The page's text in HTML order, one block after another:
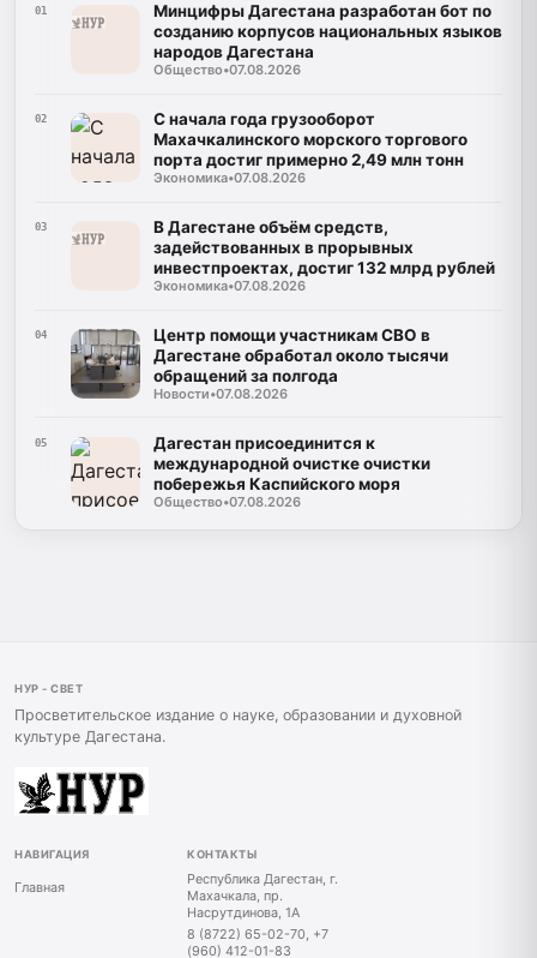
01
Минцифры Дагестана разработан бот по
созданию корпусов национальных языков
народов Дагестана
Общество•07.08.2026
02
С начала года грузооборот
Махачкалинского морского торгового
порта достиг примерно 2,49 млн тонн
Экономика•07.08.2026
03
В Дагестане объём средств,
задействованных в прорывных
инвестпроектах, достиг 132 млрд рублей
Экономика•07.08.2026
04
Центр помощи участникам СВО в
Дагестане обработал около тысячи
обращений за полгода
Новости•07.08.2026
05
Дагестан присоединится к
международной очистке очистки
побережья Каспийского моря
Общество•07.08.2026
НУР - СВЕТ
Просветительское издание о науке, образовании и духовной
культуре Дагестана.
НАВИГАЦИЯ
Главная
КОНТАКТЫ
Республика Дагестан, г.
Махачкала, пр.
Насрутдинова, 1А
8 (8722) 65-02-70, +7
(960) 412-01-83